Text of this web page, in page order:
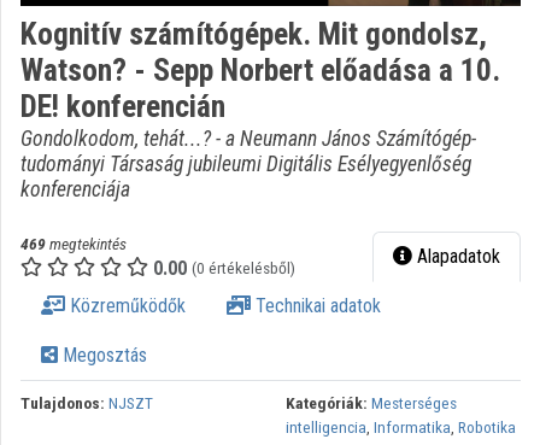
Közreműködők
Megjelenés:világos
Kognitív számítógépek. Mit gondolsz,
Watson? - Sepp Norbert előadása a 10.
DE! konferencián
Gondolkodom, tehát...? - a Neumann János Számítógép-
tudományi Társaság jubileumi Digitális Esélyegyenlőség
konferenciája
469megtekintés
0.00 (0 értékelésből) Alapadatok
Közreműködők Technikai adatok
Megosztás
Tulajdonos: NJSZT Kategóriák: Mesterséges
intelligencia, Informatika, Robotika